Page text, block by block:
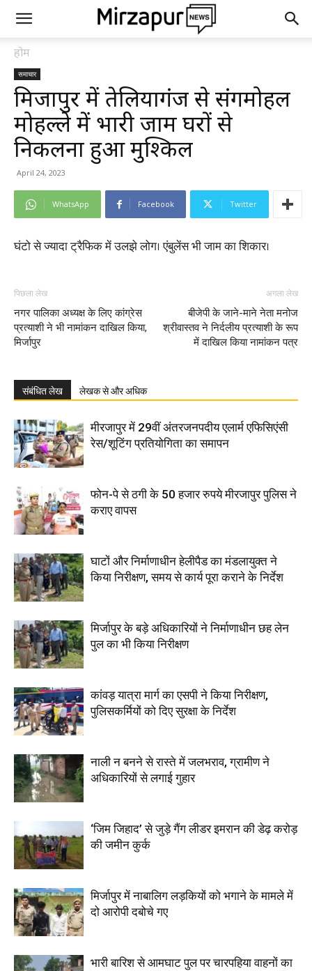
होम
समाचार
मिर्जापुर में तेलियागंज से संगमोहल
मोहल्ले में भारी जाम घरों से
निकलना हुआ मुश्किल
April 24, 2023
WhatsApp Facebook Twitter
घंटो से ज्यादा ट्रैफिक में उलझे लोग। एंबुलेंस भी जाम का शिकार।
पिछला लेख
नगर पालिका अध्यक्ष के लिए कांग्रेस
प्रत्याशी ने भी नामांकन दाखिल किया,
मिर्जापुर
अगला लेख
बीजेपी के जाने-माने नेता मनोज
श्रीवास्तव ने निर्दलीय प्रत्याशी के रूप
में दाखिल किया नामांकन पत्र
संबंधित लेख लेखक से और अधिक
मीरजापुर में 29वीं अंतरजनपदीय एलार्म एफिसिएंसी
रेस/शूटिंग प्रतियोगिता का समापन
फोन-पे से ठगी के 50 हजार रुपये मीरजापुर पुलिस ने
कराए वापस
घाटों और निर्माणाधीन हेलीपैड का मंडलायुक्त ने
किया निरीक्षण, समय से कार्य पूरा कराने के निर्देश
मिर्जापुर के बड़े अधिकारियों ने निर्माणाधीन छह लेन
पुल का भी किया निरीक्षण
कांवड़ यात्रा मार्ग का एसपी ने किया निरीक्षण,
पुलिसकर्मियों को दिए सुरक्षा के निर्देश
नाली न बनने से रास्ते में जलभराव, ग्रामीण ने
अधिकारियों से लगाई गुहार
‘जिम जिहाद’ से जुड़े गैंग लीडर इमरान की डेढ़ करोड़
की जमीन कुर्क
मिर्जापुर में नाबालिग लड़कियों को भगाने के मामले में
दो आरोपी दबोचे गए
भारी बारिश से आमघाट पुल पर चारपहिया वाहनों का